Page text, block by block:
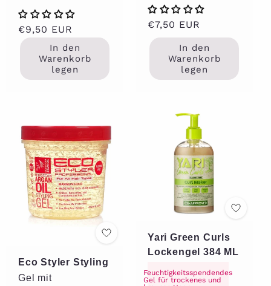
Normaler
Preis
€9,50 EUR
In den
Warenkorb
legen
Normaler
Preis
€7,50 EUR
In den
Warenkorb
legen
Eco Styler Styling
Gel mit
Yari Green Curls
Lockengel 384 ML
Feuchtigkeitsspendendes
Gel für trockenes und